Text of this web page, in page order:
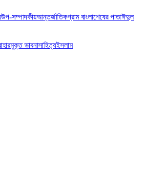
উপ-সম্পাদকীয়আন্তর্জাতিকগ্রাম বাংলাশেষের পাতাঈদুল
মুক্ত ভাবনাসাহিত্যইসলাম